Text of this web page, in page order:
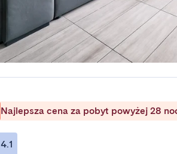
Najlepsza cena za pobyt powyżej 28
4.1